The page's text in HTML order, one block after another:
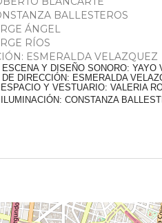
BALLESTEROS
ÁNGEL
RÍOS
ESMERALDA VELAZQUEZ
ESCENA Y DISEÑO SONORO: YAYO
DIRECCIÓN: ESMERALDA
Y VESTUARIO: VALERIA
CONSTANZA